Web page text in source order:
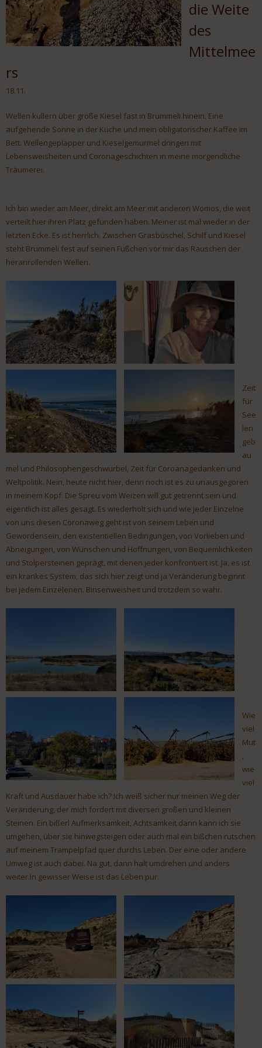
die Weite
des
Mittelmee
rs
18.11.
Wellen kullern über große Kiesel fast in Brummeli hinein. Eine
aufgehende Sonne in der Küche und mein obligatorischer Kaffee im
Bett. Wellengeplapper und Kieselgemurmel dringen mit
Lebensweisheiten und Coronageschichten in meine morgendliche
Träumerei.
Ich bin wieder am Meer, direkt am Meer mit anderen Womos, die weit
verteilt hier ihren Platz gefunden haben. Meiner ist mal wieder in der
letzten Ecke. Es ist herrlich. Zwischen Grasbüschel, Schilf und Kiesel
steht Brummeli fest auf seinen Füßchen vor mir das Rauschen der
heranrollenden Wellen.
Zeit
für
See
len
geb
au
mel und Philosophengeschwurbel, Zeit für Coroanagedanken und
Weltpolitik. Nein, heute nicht hier, denn noch ist es zu unausgegoren
in meinem Kopf. Die Spreu vom Weizen will gut getrennt sein und
eigentlich ist alles gesagt. Es wiederholt sich und wie jeder Einzelne
von uns diesen Coronaweg geht ist von seinem Leben und
Gewordensein, den existentiellen Bedingungen, von Vorlieben und
Abneigungen, von Wünschen und Hoffnungen, von Bequemlichkeiten
und Stolpersteinen geprägt, mit denen jeder konfrontiert ist. Ja, es ist
ein krankes System, das sich hier zeigt und ja Veränderung beginnt
bei jedem Einzelenen. Binsenweisheit und trotzdem so wahr.
Wie
viel
Mut
,
wie
viel
Kraft und Ausdauer habe ich? Ich weiß sicher nur meinen Weg der
Veränderung, der mich fordert mit diversen großen und kleinen
Steinen. Ein bißerl Aufmerksamkeit, Achtsamkeit dann kann ich sie
umgehen, über sie hinwegsteigen oder auch mal ein bißchen rutschen
auf meinem Trampelpfad quer durchs Leben. Der eine oder andere
Umweg ist auch dabei. Na gut, dann halt umdrehen und anders
weiter.In gewisser Weise ist das Leben pur.